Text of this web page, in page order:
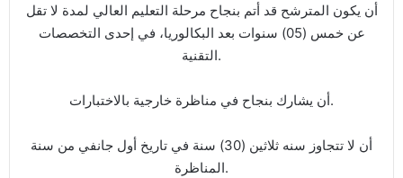
أن يكون المترشح قد أتم بنجاح مرحلة التعليم العالي لمدة لا تقل
عن خمس (05) سنوات بعد البكالوريا، في إحدى التخصصات
التقنية.
أن يشارك بنجاح في مناظرة خارجية بالاختبارات.
أن لا تتجاوز سنه ثلاثين (30) سنة في تاريخ أول جانفي من سنة
المناظرة.